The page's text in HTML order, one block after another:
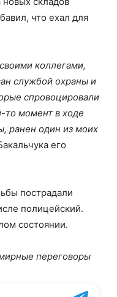
что ехал для
коллегами,
службой охраны и
спровоцировали
то момент в ходе
ранен один из моих
его
пострадали
полицейский.
состоянии.
переговоры